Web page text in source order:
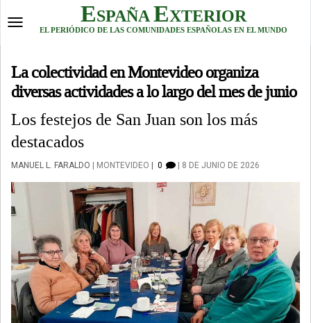
to Toggle
ESPAÑA EXTERIOR
EL PERIÓDICO DE LAS COMUNIDADES ESPAÑOLAS EN EL MUNDO
La colectividad en Montevideo organiza
diversas actividades a lo largo del mes de junio
Los festejos de San Juan son los más
destacados
MANUEL L. FARALDO MONTEVIDEO 0 8 DE JUNIO DE 2026